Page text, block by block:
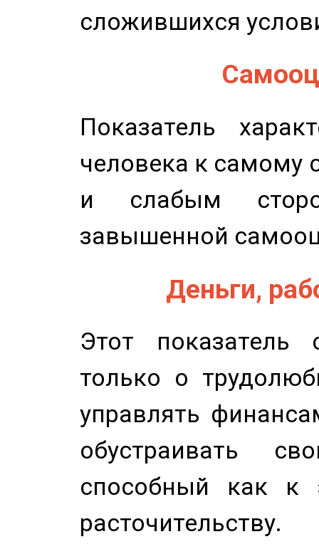
сложившихся
Показатель
человека к самому
и слабым
завышенной
Деньги,
Этот показатель
только о
управлять
обустраивать
способный как к
расточительству.